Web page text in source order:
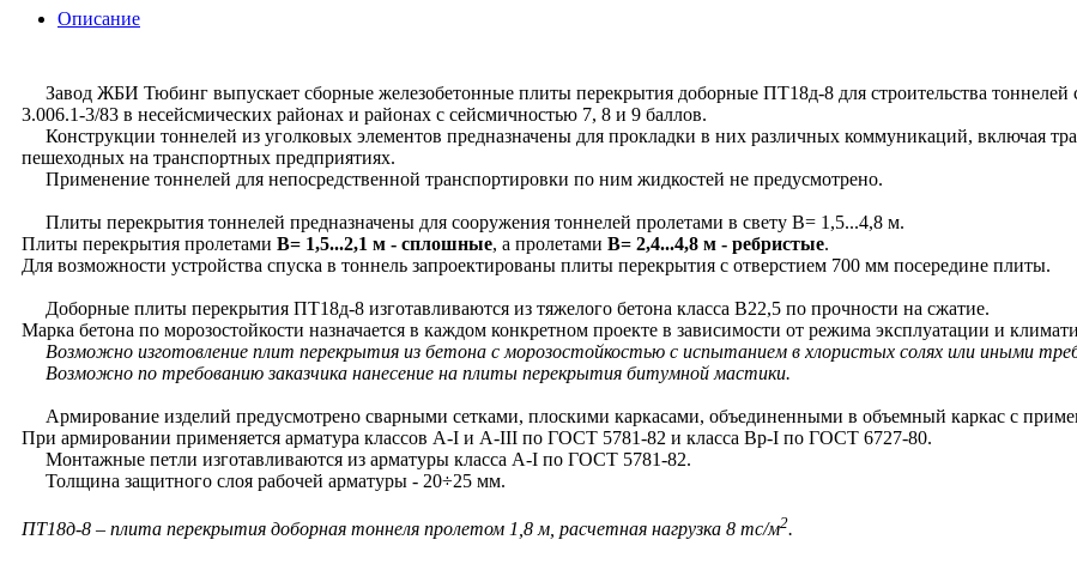
Описание
Завод ЖБИ Тюбинг выпускает сборные железобетонные плиты перекрытия доборные ПТ18д-8 для строительства тоннелей
3.006.1-3/83 в несейсмических районах и районах с сейсмичностью 7, 8 и 9 баллов.
Конструкции тоннелей из уголковых элементов предназначены для прокладки в них различных коммуникаций, включая
пешеходных на транспортных предприятиях.
Применение тоннелей для непосредственной транспортировки по ним жидкостей не предусмотрено.
Плиты перекрытия тоннелей предназначены для сооружения тоннелей пролетами в свету В= 1,5...4,8 м.
Плиты перекрытия пролетами В= 1,5...2,1 м - сплошные, а пролетами В= 2,4...4,8 м - ребристые.
Для возможности устройства спуска в тоннель запроектированы плиты перекрытия с отверстием 700 мм посередине плиты.
Доборные плиты перекрытия ПТ18д-8 изготавливаются из тяжелого бетона класса В22,5 по прочности на сжатие.
Марка бетона по морозостойкости назначается в каждом конкретном проекте в зависимости от режима эксплуатации и
Возможно изготовление плит перекрытия из бетона с морозостойкостью с испытанием в хлористых солях или иными
Возможно по требованию заказчика нанесение на плиты перекрытия битумной мастики.
Армирование изделий предусмотрено сварными сетками, плоскими каркасами, объединенными в объемный каркас с
При армировании применяется арматура классов А-I и А-III по ГОСТ 5781-82 и класса Вр-I по ГОСТ 6727-80.
Монтажные петли изготавливаются из арматуры класса А-I по ГОСТ 5781-82.
Толщина защитного слоя рабочей арматуры - 20÷25 мм.
ПТ18д-8 – плита перекрытия доборная тоннеля пролетом 1,8 м, расчетная нагрузка 8 тс/м2.